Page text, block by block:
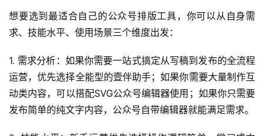
适用人群：创作纯文字干货内容、偏好极简排版风格的内容
创作者。
用户反馈：界面非常干净，没有多余的广告和功能干扰，写
深度内容的时候体验非常好。
公众号编辑器选择指南